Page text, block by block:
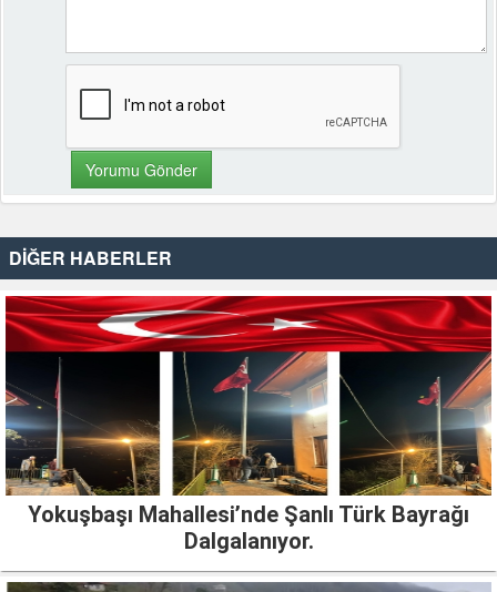
DİĞER HABERLER
Yokuşbaşı Mahallesi’nde Şanlı Türk Bayrağı
Dalgalanıyor.